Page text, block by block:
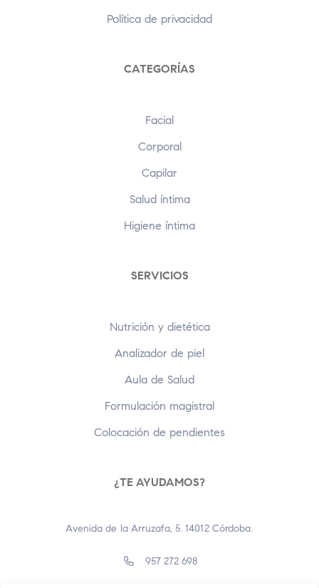
Política de privacidad
CATEGORÍAS
Facial
Corporal
Capilar
Salud íntima
Higiene íntima
SERVICIOS
Nutrición y dietética
Analizador de piel
Aula de Salud
Formulación magistral
Colocación de pendientes
¿TE AYUDAMOS?
Avenida de la Arruzafa, 5. 14012 Córdoba.
957 272 698